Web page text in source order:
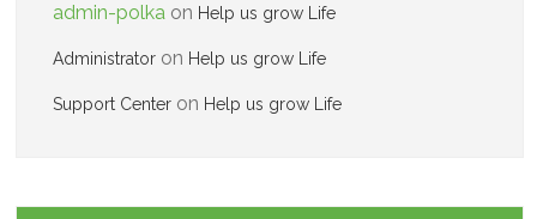
admin-polka on Help us grow Life
Administrator on Help us grow Life
Support Center on Help us grow Life